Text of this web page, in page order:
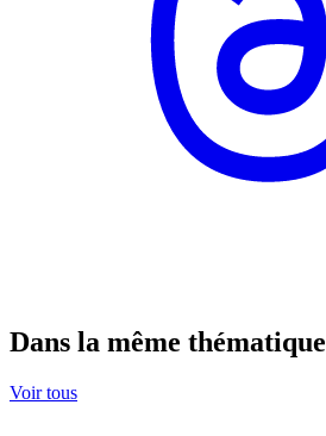
Dans la même thématique
Voir tous